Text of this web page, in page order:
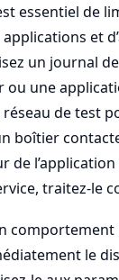
essentiel de
et
un journal
ou une
de test
boîtier
de l’application
traitez-le
comportement
le